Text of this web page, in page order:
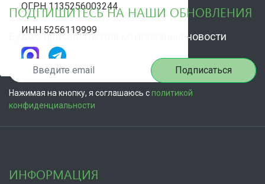
ОГРН 1135256003244
ИНН 5256119999
ПОДПИШИТЕСЬ НА НАШИ ОБНОВЛЕНИЯ
Будем присылать только полезные новости
Подписаться
Нажимая на кнопку, я соглашаюсь сполитикой
конфиденциальности
ИНФОРМАЦИЯ